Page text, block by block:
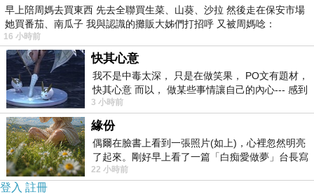
早上陪周媽去買東西 先去全聯買生菜、山葵、沙拉 然後走在保安市場
她買番茄、南瓜子 我與認識的攤販大姊們打招呼 又被周媽唸：
16 小時前
快其心意
我不是中毒太深， 只是在做笑果， PO文有題材，
快其心意 而以， 做某些事情讓自己的內心--- 感到
愉快。
3 小時前
緣份
偶爾在臉書上看到一張照片(如上)，心裡忽然明亮
了起來。剛好早上看了一篇「白痴愛做夢」台長寫
的貼文，在回顧年輕時瘋狂愛上
22 小時前
登入 註冊